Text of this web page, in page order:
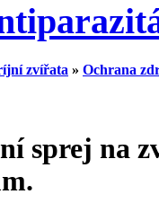
zvířata » Ochrana
sprej na